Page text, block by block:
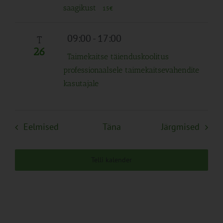
saagikust
15€
T
26
09:00- 17:00
Taimekaitse täienduskoolitus
professionaalsele taimekaitsevahendite
kasutajale
Eelmised SündmusedTäna Järgmised